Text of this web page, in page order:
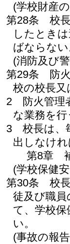
(学校財産
第28条
校
したとき
ばならな
(消防及び
第29条
防
校の校長
2
防火管理
な業務を行
3
校長は、
出しなけ
第8章
(学校保健
第30条
校
徒及び職
て、学校
い。
(事故の報